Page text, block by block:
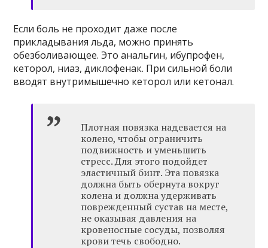
Если боль не проходит даже после
прикладывания льда, можно принять
обезболивающее. Это анальгин, ибупрофен,
кеторол, ниаз, диклофенак. При сильной боли
вводят внутримышечно кеторол или кетонал.
Плотная повязка надевается на
колено, чтобы ограничить
подвижность и уменьшить
стресс. Для этого подойдет
эластичный бинт. Эта повязка
должна быть обернута вокруг
колена и должна удерживать
поврежденный сустав на месте,
не оказывая давления на
кровеносные сосуды, позволяя
крови течь свободно.